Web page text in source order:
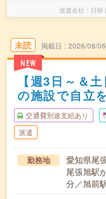
派遣会社 日研
未読
NEW
掲載日 2026/08/06
【週3日～＆
の施設で自立
交通費別途支給あり
派遣
勤務地
愛知県尾
尾張旭駅
分／旭前